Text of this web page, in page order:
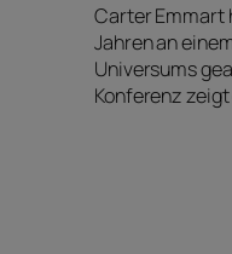
Carter Emmart
Jahren an
Universums
Konferenz